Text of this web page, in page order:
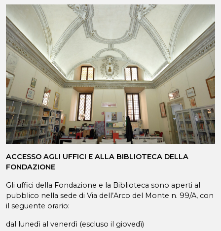
ACCESSO AGLI UFFICI E ALLA BIBLIOTECA DELLA
FONDAZIONE
Gli uffici della Fondazione e la Biblioteca sono aperti al
pubblico nella sede di Via dell’Arco del Monte n. 99/A, con
il seguente orario:
dal lunedì al venerdì (escluso il giovedì)